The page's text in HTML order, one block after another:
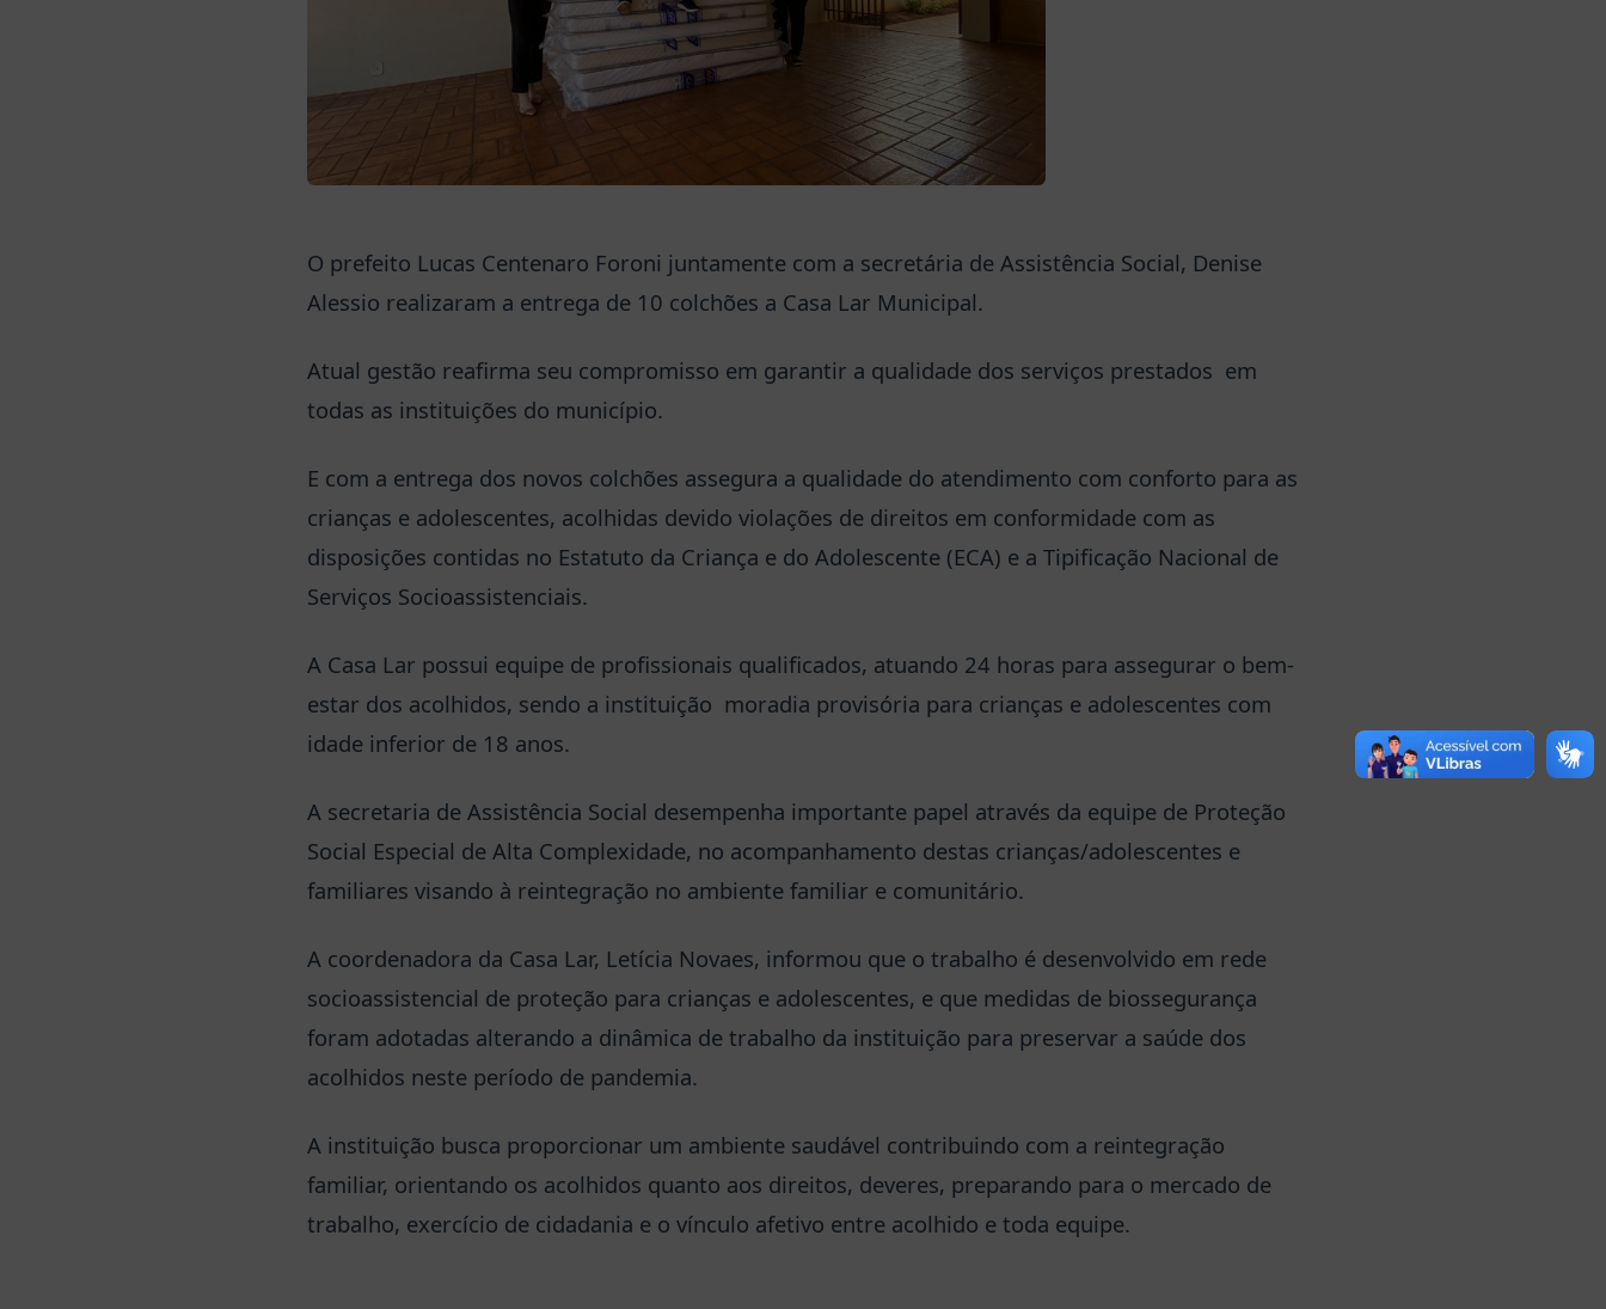
O prefeito Lucas Centenaro Foroni juntamente com a secretária de Assistência Social, Denise
Alessio realizaram a entrega de 10 colchões a Casa Lar Municipal.
Atual gestão reafirma seu compromisso em garantir a qualidade dos serviços prestados em
todas as instituições do município.
E com a entrega dos novos colchões assegura a qualidade do atendimento com conforto para as
crianças e adolescentes, acolhidas devido violações de direitos em conformidade com as
disposições contidas no Estatuto da Criança e do Adolescente (ECA) e a Tipificação Nacional de
Serviços Socioassistenciais.
A Casa Lar possui equipe de profissionais qualificados, atuando 24 horas para assegurar o bem-
estar dos acolhidos, sendo a instituição moradia provisória para crianças e adolescentes com
idade inferior de 18 anos.
A secretaria de Assistência Social desempenha importante papel através da equipe de Proteção
Social Especial de Alta Complexidade, no acompanhamento destas crianças/adolescentes e
familiares visando à reintegração no ambiente familiar e comunitário.
A coordenadora da Casa Lar, Letícia Novaes, informou que o trabalho é desenvolvido em rede
socioassistencial de proteção para crianças e adolescentes, e que medidas de biossegurança
foram adotadas alterando a dinâmica de trabalho da instituição para preservar a saúde dos
acolhidos neste período de pandemia.
A instituição busca proporcionar um ambiente saudável contribuindo com a reintegração
familiar, orientando os acolhidos quanto aos direitos, deveres, preparando para o mercado de
trabalho, exercício de cidadania e o vínculo afetivo entre acolhido e toda equipe.